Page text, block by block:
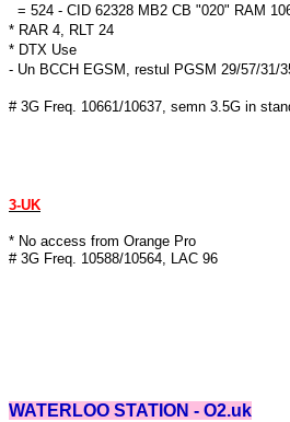
= 524 - CID 62328 MB2 CB "020" RAM
* RAR 4, RLT 24
* DTX Use
- Un BCCH EGSM, restul PGSM 29/57/31/
# 3G Freq. 10661/10637, semn 3.5G in
3-UK
* No access from Orange Pro
# 3G Freq. 10588/10564, LAC 96
WATERLOO STATION - O2.uk